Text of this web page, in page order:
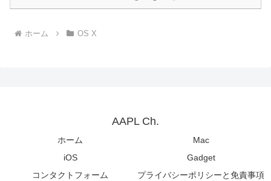
ホーム OS X
AAPL Ch.
ホーム
Mac
iOS
Gadget
コンタクトフォーム
プライバシーポリシーと免責事項